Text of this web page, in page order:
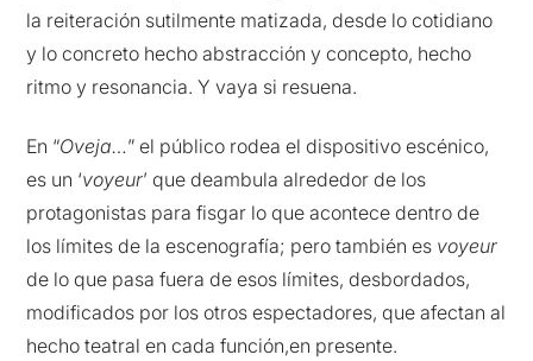
la reiteración sutilmente matizada, desde lo cotidiano
y lo concreto hecho abstracción y concepto, hecho
ritmo y resonancia. Y vaya si resuena.
En “Oveja…” el público rodea el dispositivo escénico,
es un ‘voyeur’ que deambula alrededor de los
protagonistas para fisgar lo que acontece dentro de
los límites de la escenografía; pero también es voyeur
de lo que pasa fuera de esos límites, desbordados,
modificados por los otros espectadores, que afectan al
hecho teatral en cada función,en presente.